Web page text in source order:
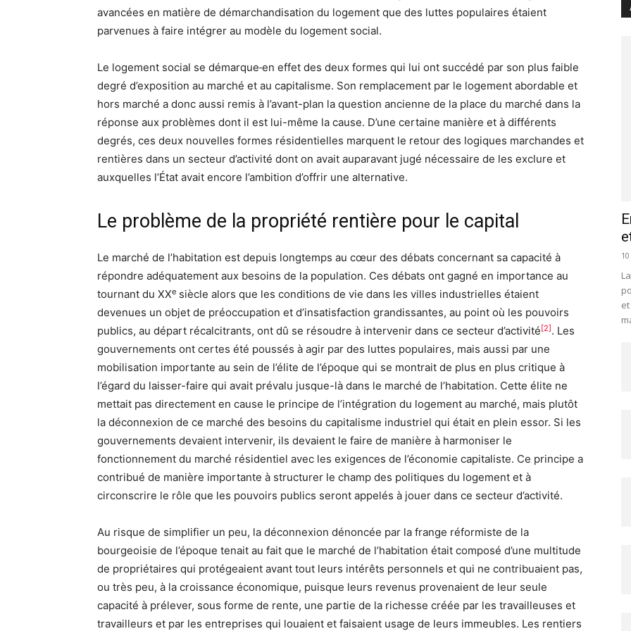
avancées en matière de démarchandisation du logement que des luttes populaires étaient
parvenues à faire intégrer au modèle du logement social.
Le logement social se démarque en effet des deux formes qui lui ont succédé par son plus faible
degré d’exposition au marché et au capitalisme. Son remplacement par le logement abordable et
hors marché a donc aussi remis à l’avant-plan la question ancienne de la place du marché dans la
réponse aux problèmes dont il est lui-même la cause. D’une certaine manière et à différents
degrés, ces deux nouvelles formes résidentielles marquent le retour des logiques marchandes et
rentières dans un secteur d’activité dont on avait auparavant jugé nécessaire de les exclure et
auxquelles l’État avait encore l’ambition d’offrir une alternative.
Le problème de la propriété rentière pour le capital
Le marché de l’habitation est depuis longtemps au cœur des débats concernant sa capacité à
répondre adéquatement aux besoins de la population. Ces débats ont gagné en importance au
tournant du XXe siècle alors que les conditions de vie dans les villes industrielles étaient
devenues un objet de préoccupation et d’insatisfaction grandissantes, au point où les pouvoirs
publics, au départ récalcitrants, ont dû se résoudre à intervenir dans ce secteur d’activité[2]. Les
gouvernements ont certes été poussés à agir par des luttes populaires, mais aussi par une
mobilisation importante au sein de l’élite de l’époque qui se montrait de plus en plus critique à
l’égard du laisser-faire qui avait prévalu jusque-là dans le marché de l’habitation. Cette élite ne
mettait pas directement en cause le principe de l’intégration du logement au marché, mais plutôt
la déconnexion de ce marché des besoins du capitalisme industriel qui était en plein essor. Si les
gouvernements devaient intervenir, ils devaient le faire de manière à harmoniser le
fonctionnement du marché résidentiel avec les exigences de l’économie capitaliste. Ce principe a
contribué de manière importante à structurer le champ des politiques du logement et à
circonscrire le rôle que les pouvoirs publics seront appelés à jouer dans ce secteur d’activité.
Au risque de simplifier un peu, la déconnexion dénoncée par la frange réformiste de la
bourgeoisie de l’époque tenait au fait que le marché de l’habitation était composé d’une multitude
de propriétaires qui protégeaient avant tout leurs intérêts personnels et qui ne contribuaient pas,
ou très peu, à la croissance économique, puisque leurs revenus provenaient de leur seule
capacité à prélever, sous forme de rente, une partie de la richesse créée par les travailleuses et
travailleurs et par les entreprises qui louaient et faisaient usage de leurs immeubles. Les rentiers